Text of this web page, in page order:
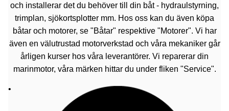
och installerar det du behöver till din båt - hydraulstyrning,
trimplan, sjökortsplotter mm. Hos oss kan du även köpa
båtar och motorer, se "Båtar" respektive "Motorer". Vi har
även en välutrustad motorverkstad och våra mekaniker går
årligen kurser hos våra leverantörer. Vi reparerar din
marinmotor, våra märken hittar du under fliken "Service".